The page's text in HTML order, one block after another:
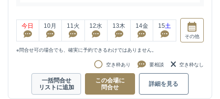
今日 10月 11火 12水 13木 14金 15土
その他
※問合せ可の場合でも、確実に予約できるわけではありません。
空き枠あり 要相談 空き枠なし
一括問合せ
リストに追加
この会場に
問合せ
詳細を見る